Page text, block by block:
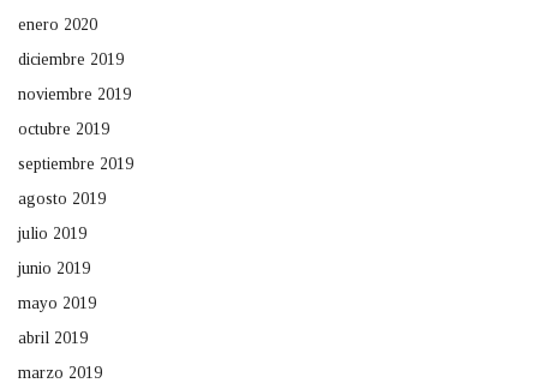
enero 2020
diciembre 2019
noviembre 2019
octubre 2019
septiembre 2019
agosto 2019
julio 2019
junio 2019
mayo 2019
abril 2019
marzo 2019